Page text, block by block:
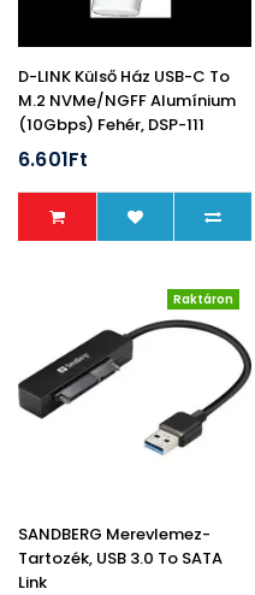
D-LINK Külső Ház USB-C To
M.2 NVMe/NGFF Alumínium
(10Gbps) Fehér, DSP-111
6.601Ft
Raktáron
SANDBERG Merevlemez-
Tartozék, USB 3.0 To SATA
Link